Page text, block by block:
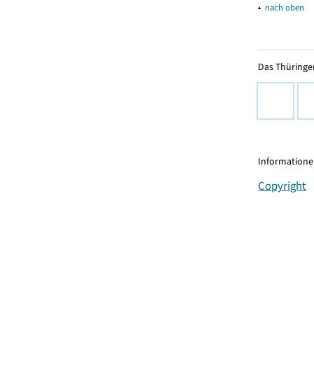
▴ nach oben
Das
Copyright